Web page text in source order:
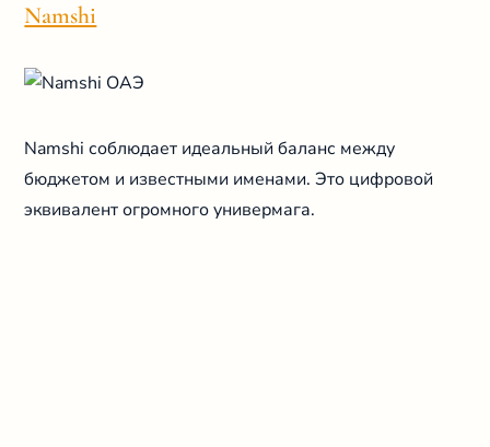
Namshi
Namshi соблюдает идеальный баланс между
бюджетом и известными именами. Это цифровой
эквивалент огромного универмага.